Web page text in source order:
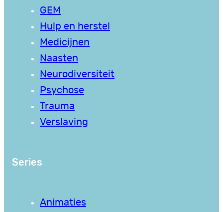
GEM
Hulp en herstel
Medicijnen
Naasten
Neurodiversiteit
Psychose
Trauma
Verslaving
Series
Animaties